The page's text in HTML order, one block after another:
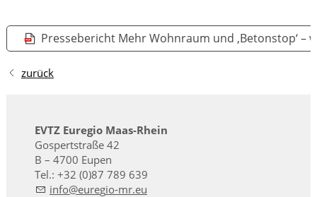
Pressebericht Mehr Wohnraum und ‚Betonstop‘ –
zurück
EVTZ Euregio Maas-Rhein
Gospertstraße 42
B – 4700 Eupen
Tel.: +32 (0)87 789 639
nf
r g -mr